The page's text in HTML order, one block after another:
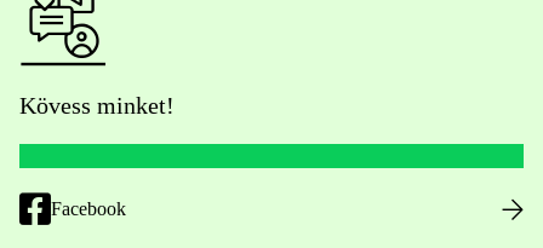
Kövess minket!
Facebook